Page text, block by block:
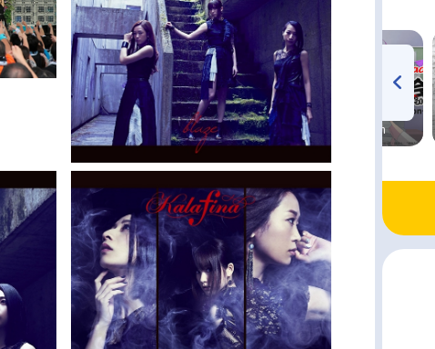
高橋美紀のおんぷの気持ち
♪ in アニメイトタイムズ
TVアニメ『戦隊大失格』
radio 大直会 2nd season